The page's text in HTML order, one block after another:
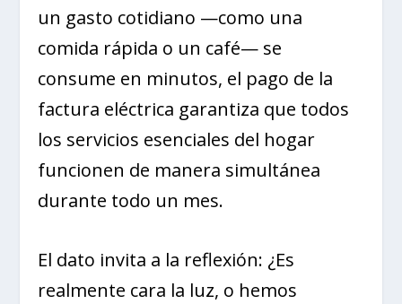
un gasto cotidiano —como una
comida rápida o un café— se
consume en minutos, el pago de la
factura eléctrica garantiza que todos
los servicios esenciales del hogar
funcionen de manera simultánea
durante todo un mes.
El dato invita a la reflexión: ¿Es
realmente cara la luz, o hemos